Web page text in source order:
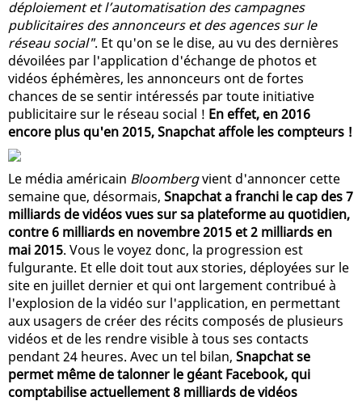
déploiement et l’automatisation des campagnes
publicitaires des annonceurs et des agences sur le
réseau social". Et qu'on se le dise, au vu des dernières
dévoilées par l'application d'échange de photos et
vidéos éphémères, les annonceurs ont de fortes
chances de se sentir intéressés par toute initiative
publicitaire sur le réseau social ! En effet, en 2016
encore plus qu'en 2015, Snapchat affole les compteurs !
Le média américain Bloombergvient d'annoncer cette
semaine que, désormais, Snapchat a franchi le cap des 7
milliards de vidéos vues sur sa plateforme au quotidien,
contre 6 milliards en novembre 2015 et 2 milliards en
mai 2015. Vous le voyez donc, la progression est
fulgurante. Et elle doit tout aux stories, déployées sur le
site en juillet dernier et qui ont largement contribué à
l'explosion de la vidéo sur l'application, en permettant
aux usagers de créer des récits composés de plusieurs
vidéos et de les rendre visible à tous ses contacts
pendant 24 heures. Avec un tel bilan, Snapchat se
permet même de talonner le géant Facebook, qui
comptabilise actuellement 8 milliards de vidéos